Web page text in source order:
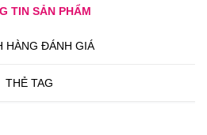
TIN SẢN PHẨM
HÀNG ĐÁNH GIÁ
THẺ TAG